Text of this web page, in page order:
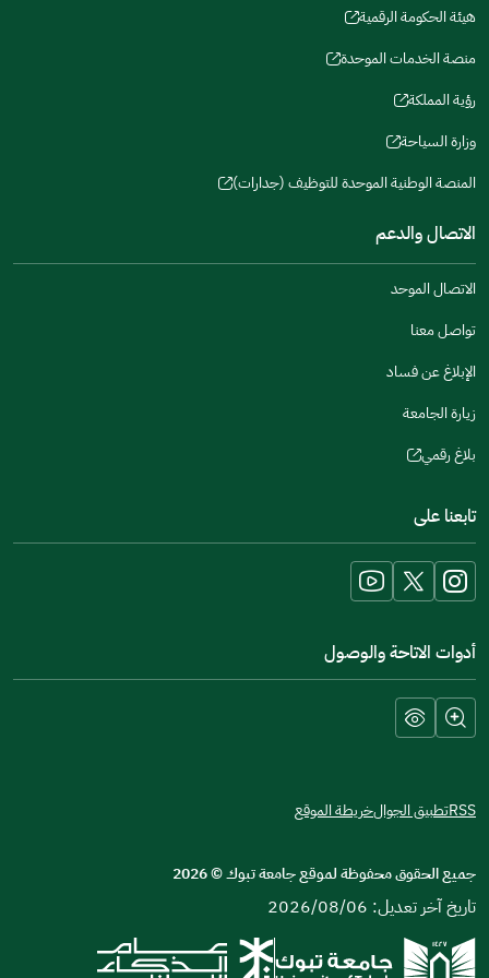
window)
window)
window)
new
window)
new
window)
هيئة الحكومة الرقمية
(opens
new
window)
منصة الخدمات الموحدة
new
window)
رؤية المملكة
(opens
new
وزارة السياحة
(opens
new
window)
المنصة الوطنية الموحدة للتوظيف (جدارات)
window)
الاتصال والدعم
الاتصال الموحد
تواصل معنا
الإبلاغ عن فساد
زيارة الجامعة
بلاغ رقمي
(opens
new
window)
تابعنا على
أدوات الاتاحة والوصول
RSSتطبيق الجوالخريطة الموقع
جميع الحقوق محفوظة لموقع جامعة تبوك©
2026
تاريخ آخر تعديل: 2026/08/06